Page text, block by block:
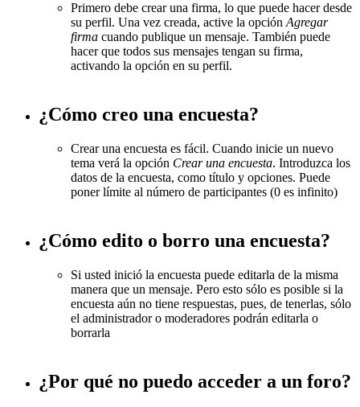
Primero debe crear una firma, lo que puede hacer desde
su perfil. Una vez creada, active la opciónAgregar
firma cuando publique un mensaje. También puede
hacer que todos sus mensajes tengan su firma,
activando la opción en su perfil.
¿Cómo creo una encuesta?
Crear una encuesta es fácil. Cuando inicie un nuevo
tema verá la opción Crear una encuesta. Introduzca los
datos de la encuesta, como título y opciones. Puede
poner límite al número de participantes (0 es infinito)
¿Cómo edito o borro una encuesta?
Si usted inició la encuesta puede editarla de la misma
manera que un mensaje. Pero esto sólo es posible si la
encuesta aún no tiene respuestas, pues, de tenerlas, sólo
el administrador o moderadores podrán editarla o
borrarla
¿Por qué no puedo acceder a un foro?